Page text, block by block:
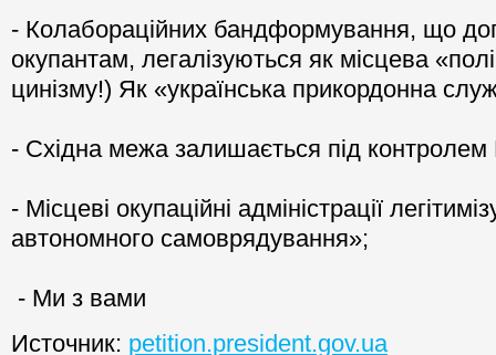
- Колабораційних бандформування, що
окупантам, легалізуються як місцева
цинізму!) Як «українська прикордонна
- Східна межа залишається під
- Місцеві окупаційні адміністрації
автономного самоврядування»;
- Ми з вами
Источник: petition.president.gov.ua